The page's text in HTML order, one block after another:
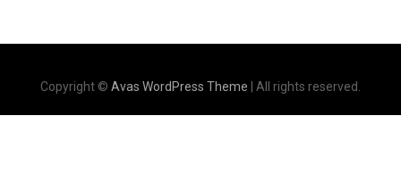
Copyright © Avas WordPress Theme | All rights reserved.